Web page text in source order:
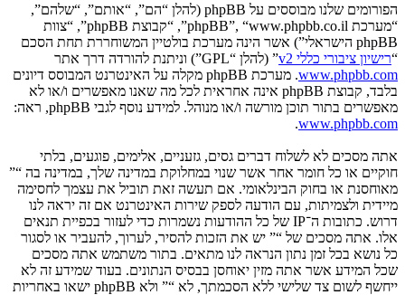
הפורומים שלנו מבוססים על phpBB (להלן “הם”, “אותם”, “שלהם”,
“מערכת phpBB”, “www.phpbb.co.il”, “קבוצת phpBB”, “צוות
phpBB הישראלי”) אשר הינה מערכת בולטיין המשוחררת תחת הסכם
“רישיון ציבורי כללי v2
” (להלן “GPL”) וניתנת להורדה דרך אתר
www.phpbb.com
. מערכת phpBB מקלה על האינטרנט המבוסס דיונים
בלבד, קבוצת phpBB אינה אחראית לכל מה שאנו מאפשרים ו/או לא
מאפשרים בתור תוכן מורשה ו/או מנוהל. למידע נוסף לגבי phpBB, ראה:
www.phpbb.com
.
אתה מסכים לא לשלוח דברים גסים, גזעניים, אלימים, פוגעים, בלתי
חוקיים או כל חומר אחר אשר שנוי במחלוקת במדינה שלך, במדינה בה “”
מאוחסנת או בחוק הבינלאומי. אם תעשה זאת תוביל את עצמך לחסימה
מיידית ולצמיתות, עם הודעה לספק שירות האינטרנט אם זה יראה לנו
דרוש. כתובות ה־IP של כל ההודעות נשמרות כדי לעזור בכפיית תנאים
אלו. אתה מסכים של “” יש את הזכות להסיר, לערוך, להעביר או לסגור
כל נושא בכל זמן נתון הנראה לנו מתאים. בתור משתמש אתה מסכים
שכל המידע אשר אתה מזין יאוחסן בבסיס הנתונים. בעוד שמידע זה לא
ייחשף לשום צד שלישי ללא הסכמתך, לא “” ולא phpBB ישאו באחריות